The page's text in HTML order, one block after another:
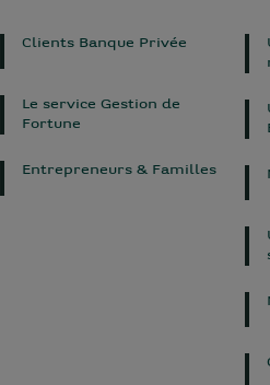
Clients Banque Privée
Le service Gestion de
Fortune
Entrepreneurs & Familles